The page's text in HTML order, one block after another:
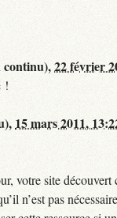
continu),22 février
!
15 mars 2011,
votre site
n’est pas